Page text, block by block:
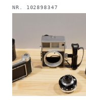
NR. 102898347